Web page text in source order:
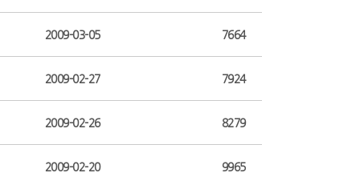
2009-03-05 7664
2009-02-27 7924
2009-02-26 8279
2009-02-20 9965